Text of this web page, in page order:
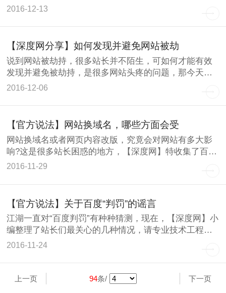
度网】
2016-12-13
【深度网分享】如何发现并避免网站被劫
说到网站被劫持，很多站长并不陌生，可如何才能有效
发现并避免被劫持，是很多网站头疼的问题，那今天
【深度网】小编看
2016-12-06
【官方说法】网站换域名，哪些方面会受
网站换域名或者网页内容改版，究竟会对网站有多大影
响?这是很多站长困惑的地方，【深度网】特收集了百度
站长平台站长
2016-11-29
【官方说法】关于百度“判罚”的谣言
江湖一直对“百度判罚”有种种猜测，现在，【深度网】小
编整理了站长们最关心的几种情况，请专业技术工程师
回答，这些
2016-11-24
上一页 94条/ 下一页